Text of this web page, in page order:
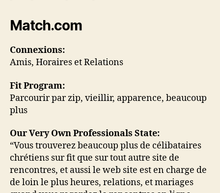
Match.com
Connexions:
Amis, Horaires et Relations
Fit Program:
Parcourir par zip, vieillir, apparence, beaucoup
plus
Our Very Own Professionals State:
“Vous trouverez beaucoup plus de célibataires
chrétiens sur fit que sur tout autre site de
rencontres, et aussi le web site est en charge de
de loin le plus heures, relations, et mariages